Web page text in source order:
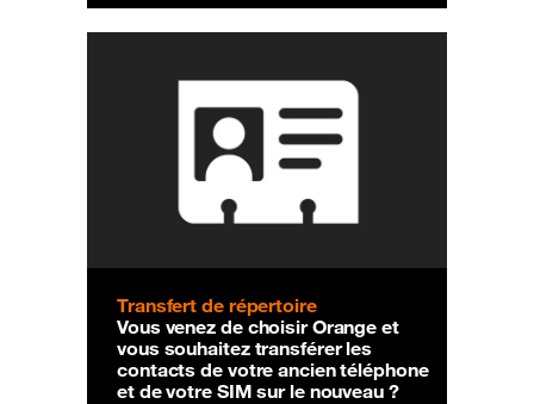
Transfert de répertoire
Vous venez de choisir Orange et
vous souhaitez transférer les
contacts de votre ancien téléphone
et de votre SIM sur le nouveau ?